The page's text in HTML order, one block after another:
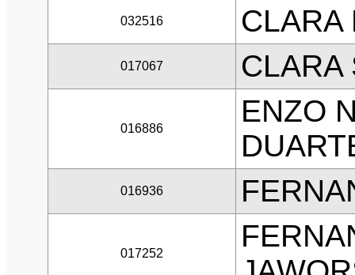
032516 CLARA
017067 CLARA
016886
ENZO
016936
017252